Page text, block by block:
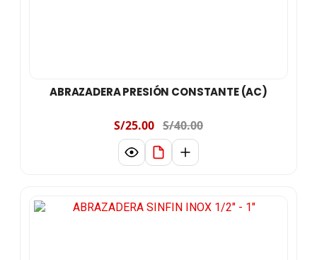
ABRAZADERA PRESIÓN CONSTANTE (AC)
S/25.00 S/40.00